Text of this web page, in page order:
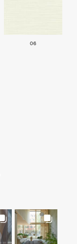
06